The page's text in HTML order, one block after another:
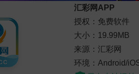
汇彩网APP
授权：免费软件
大小：19.99MB
来源：汇彩网
环境：Android/